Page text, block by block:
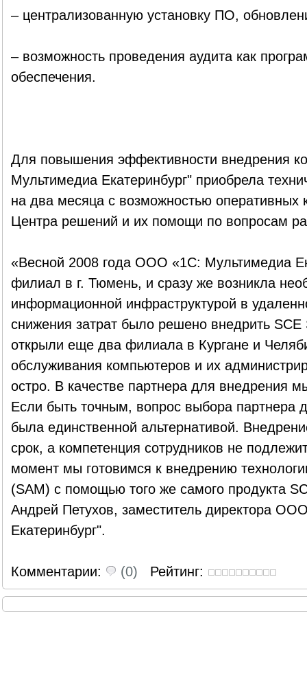
– централизованную установку ПО,
– возможность проведения аудита как
обеспечения.
Для повышения эффективности внедрения
Мультимедиа Екатеринбург" приобрела
на два месяца с возможностью оперативных
Центра решений и их помощи по вопросам
«Весной 2008 года ООО «1С: Мультимедиа
филиал в г. Тюмень, и сразу же возникла
информационной инфраструктурой в
снижения затрат было решено внедрить
открыли еще два филиала в Кургане и
обслуживания компьютеров и их
остро. В качестве партнера для внедрения
Если быть точным, вопрос выбора партнера
была единственной альтернативой.
срок, а компетенция сотрудников не
момент мы готовимся к внедрению
(SAM) с помощью того же самого продукта
Андрей Петухов, заместитель директора
Екатеринбург".
Комментарии: (0) Рейтинг: